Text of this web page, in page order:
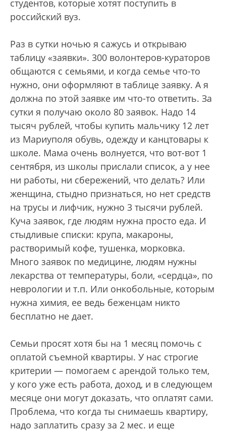
студентов, которые хотят поступить в
российский вуз.
Раз в сутки ночью я сажусь и открываю
таблицу «заявки». 300 волонтеров-кураторов
общаются с семьями, и когда семье что-то
нужно, они оформляют в таблице заявку. А я
должна по этой заявке им что-то ответить. За
сутки я получаю около 80 заявок. Надо 14
тысяч рублей, чтобы купить мальчику 12 лет
из Мариуполя обувь, одежду и канцтовары к
школе. Мама очень волнуется, что вот-вот 1
сентября, из школы прислали список, а у нее
ни работы, ни сбережений, что делать? Или
женщина, стыдно признаться, но нет средств
на трусы и лифчик, нужно 3 тысячи рублей.
Куча заявок, где людям нужна просто еда. И
стыдливые списки: крупа, макароны,
растворимый кофе, тушенка, морковка.
Много заявок по медицине, людям нужны
лекарства от температуры, боли, «сердца», по
неврологии и т.п. Или онкобольные, которым
нужна химия, ее ведь беженцам никто
бесплатно не дает.
Семьи просят хотя бы на 1 месяц помочь с
оплатой съемной квартиры. У нас строгие
критерии — помогаем с арендой только тем,
у кого уже есть работа, доход, и в следующем
месяце они могут доказать, что оплатят сами.
Проблема, что когда ты снимаешь квартиру,
надо заплатить сразу за 2 мес. и еще